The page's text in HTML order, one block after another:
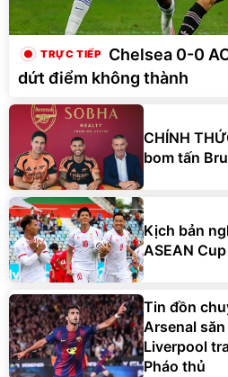
Chelsea 0-0
dứt điểm không thành
CHÍNH
bom tấn
Kịch bản
ASEAN
Tin đồn
Arsenal
Liverpool
Pháo thủ